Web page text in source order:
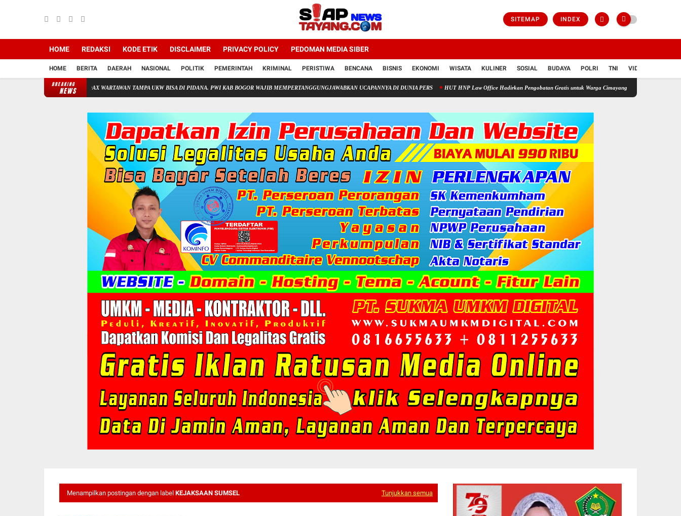
SITEMAP INDEX
HOME REDAKSI KODE ETIK DISCLAIMER PRIVACY POLICY PEDOMAN MEDIA SIBER
HOME BERITA DAERAH NASIONAL POLITIK PEMERINTAH KRIMINAL PERISTIWA BENCANA BISNIS EKONOMI WISATA KULINER SOSIAL BUDAYA POLRI TNI VIDIO
BREAKING
NEWS
SUTAN NASOMAL : HOAX WARTAWAN TAMPA UKW BISA DI PIDANA. PWI KAB BOGOR WAJIB MEMPERTANGGUNGJAWABKAN UCAPANNYA DI DUNIA PERS HUT HNP Law Office Hadirkan Pengobatan Gratis untuk Warga Cimayang Lengkap dengan Cek Gula Darah
Menampilkan postingan dengan label KEJAKSAAN SUMSEL Tunjukkan semua